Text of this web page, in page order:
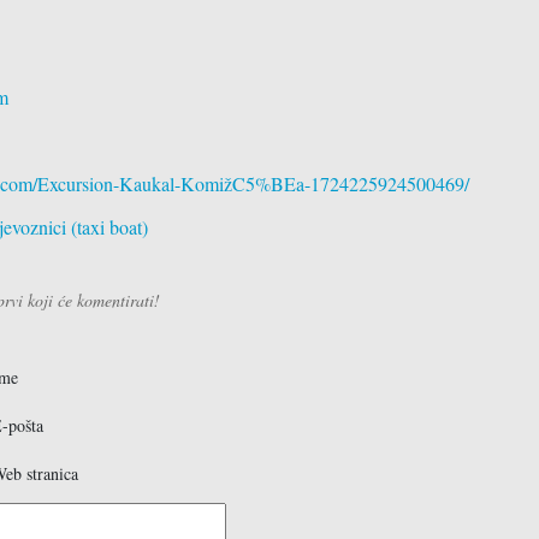
Excursion-Kaukal-KomižC5%BEa-1724225924500469/
(taxi boat)
koji će komentirati!
pošta
stranica